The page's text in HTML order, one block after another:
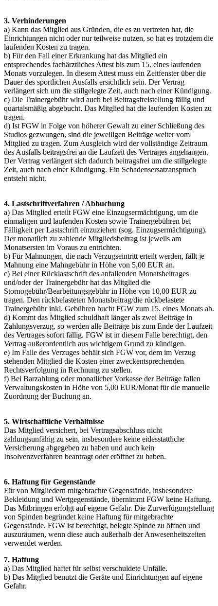
3. Verhinderungen
a) Kann das Mitglied aus Gründen, die es zu vertreten hat, die
Einrichtungen nicht oder nur teilweise nutzen, so hat es trotzdem die
laufenden Kosten zu tragen.
b) Für den Fall einer Erkrankung hat das Mitglied ein
entsprechendes fachärztliches Attest bis zum 15. eines laufenden
Monats vorzulegen. In diesem Attest muss ein Zeitfenster über die
Dauer des sportlichen Ausfalls ersichtlich sein. Der Vertrag
verlängert sich um die stillgelegte Zeit, auch nach einer Kündigung.
c) Die Trainergebühr wird auch bei Beitragsfreistellung fällig und
quartalsmäßig abgebucht. Das Mitglied hat die laufenden Kosten zu
tragen.
d) Ist FGW in Folge von höherer Gewalt zu einer Schließung des
Studios gezwungen, sind die jeweiligen Beiträge weiter vom
Mitglied zu tragen. Zum Ausgleich wird der vollständige Zeitraum
des Ausfalls beitragsfrei an die Laufzeit des Vertrages angehangen.
Der Vertrag verlängert sich dadurch beitragsfrei um die stillgelegte
Zeit, auch nach einer Kündigung. Ein Schadensersatzanspruch
entsteht nicht.
4. Lastschriftverfahren / Abbuchung
a) Das Mitglied erteilt FGW eine Einzugsermächtigung, um die
einmaligen und laufenden Kosten sowie Trainergebühren bei
Fälligkeit per Lastschrift einzuziehen (sog. Einzugsermächtigung).
Der monatlich zu zahlende Mitgliedsbeitrag ist jeweils am
Monatsersten im Voraus zu entrichten.
b) Für Mahnungen, die nach Verzugseintritt erteilt werden, fällt je
Mahnung eine Mahngebühr in Höhe von 5,00 EUR an.
c) Bei einer Rücklastschrift des anfallenden Monatsbeitrages
und/oder der Trainergebühr hat das Mitglied die
Stornogebühr/Bearbeitungsgebühr in Höhe von 10,00 EUR zu
tragen. Den rückbelasteten Monatsbeitrag/die rückbelastete
Trainergebühr inkl. Gebühren bucht FGW zum 15. eines Monats ab.
d) Kommt das Mitglied schuldhaft länger als zwei Beiträge in
Zahlungsverzug, so werden alle Beiträge bis zum Ende der Laufzeit
des Vertrages sofort fällig. FGW ist in diesem Falle berechtigt, den
Vertrag außerordentlich aus wichtigem Grund zu kündigen.
e) Im Falle des Verzuges behält sich FGW vor, dem im Verzug
stehenden Mitglied die Kosten einer zweckentsprechenden
Rechtsverfolgung in Rechnung zu stellen.
f) Bei Barzahlung oder monatlicher Vorkasse der Beiträge fallen
Verwaltungskosten in Höhe von 5,00 EUR/Monat für die manuelle
Zuordnung der Buchung an.
5. Wirtschaftliche Verhältnisse
Das Mitglied versichert, bei Vertragsabschluss nicht
zahlungsunfähig zu sein, insbesondere keine eidesstattliche
Versicherung abgegeben zu haben und auch kein
Insolvenzverfahren beantragt oder eröffnet zu haben.
6. Haftung für Gegenstände
Für von Mitgliedern mitgebrachte Gegenstände, insbesondere
Bekleidung und Wertgegenstände, übernimmt FGW keine Haftung.
Das Mitbringen erfolgt auf eigene Gefahr. Die Zurverfügungstellung
von Spinden begründet keine Haftung für mitgebrachte
Gegenstände. FGW ist berechtigt, belegte Spinde zu öffnen und
auszuräumen, wenn diese auch außerhalb der Anwesenheitszeiten
verwendet werden.
7. Haftung
a) Das Mitglied haftet für selbst verschuldete Unfälle.
b) Das Mitglied benutzt die Geräte und Einrichtungen auf eigene
Gefahr.